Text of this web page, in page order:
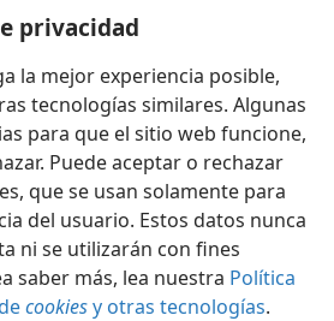
privacidad
la mejor experiencia posible,
tecnologías similares. Algunas
para que el sitio web funcione,
Puede aceptar o rechazar
que se usan solamente para
del usuario. Estos datos nunca
ni se utilizarán con fines
saber más, lea nuestra Política
cookiesy otras tecnologías.
también es en vano, es
Compartir Configuración
Bible and Tract Society of Pennsylvania
de uso
Política de privacidad
JW.ORG Iniciar sesión